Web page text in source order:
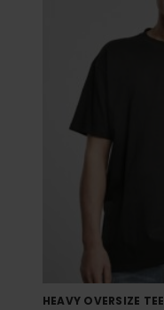
HEAVY OVERSIZE TEE